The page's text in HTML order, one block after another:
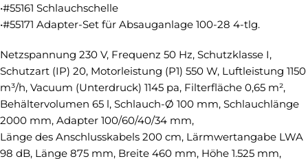
•#55161 Schlauchschelle
•#55171 Adapter-Set für Absauganlage 100-28 4-tlg.
Netzspannung 230 V, Frequenz 50 Hz, Schutzklasse I,
Schutzart (IP) 20, Motorleistung (P1) 550 W, Luftleistung 1150
m³/h, Vacuum (Unterdruck) 1145 pa, Filterfläche 0,65 m²,
Behältervolumen 65 l, Schlauch-Ø 100 mm, Schlauchlänge
2000 mm, Adapter 100/60/40/34 mm,
Länge des Anschlusskabels 200 cm, Lärmwertangabe LWA
98 dB, Länge 875 mm, Breite 460 mm, Höhe 1.525 mm,